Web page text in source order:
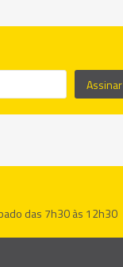
Assinar
das 7h30 às 12h30